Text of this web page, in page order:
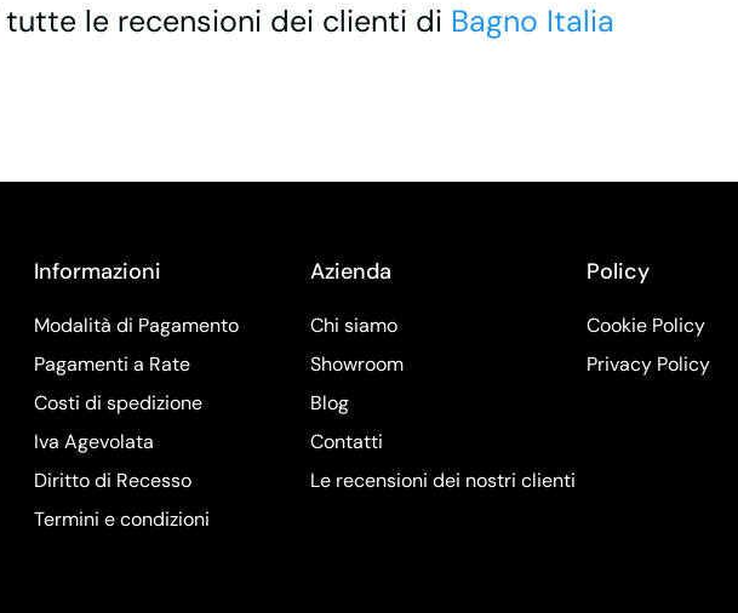
tutte le recensioni dei clienti di Bagno Italia
Informazioni
Modalità di Pagamento
Pagamenti a Rate
Costi di spedizione
Iva Agevolata
Diritto di Recesso
Termini e condizioni
Azienda
Chi siamo
Showroom
Blog
Contatti
Le recensioni dei nostri clienti
Policy
Cookie Policy
Privacy Policy